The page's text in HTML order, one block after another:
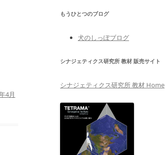
4月
もうひとつのブログ
犬のしっぽブログ
シナジェティクス研究所 教材 販売サイト
シナジェティクス研究所 教材 Home